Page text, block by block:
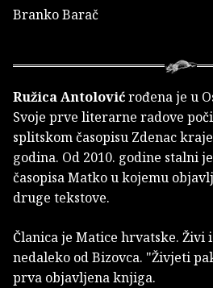
Branko Barač
Ružica Antolovićrođena je u
Svoje prve literarne radove
splitskom časopisu Zdenac
godina. Od 2010. godine stalni
časopisa Matko u kojemu
druge tekstove.
Članica je Matice hrvatske. Živi
nedaleko od Bizovca. "Živjeti
prva objavljena knjiga.